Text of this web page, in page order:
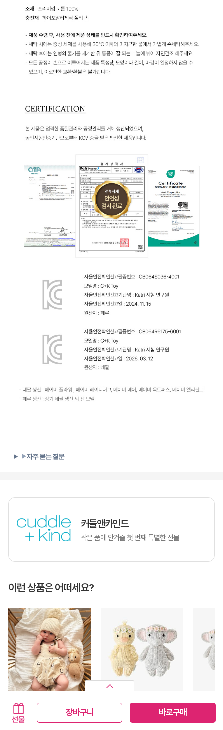
▶자주 묻는 질문
커들앤카인드
작은 품에 안겨줄 첫 번째 특별한 선물
이런 상품은 어떠세요?
[특별할인]베이비 디자인선택 애착인형 출산선물
71,000
[특별할인]베이비 2개세트 애착인형 출산선물
142,400 142,400
장바구니 바로구매